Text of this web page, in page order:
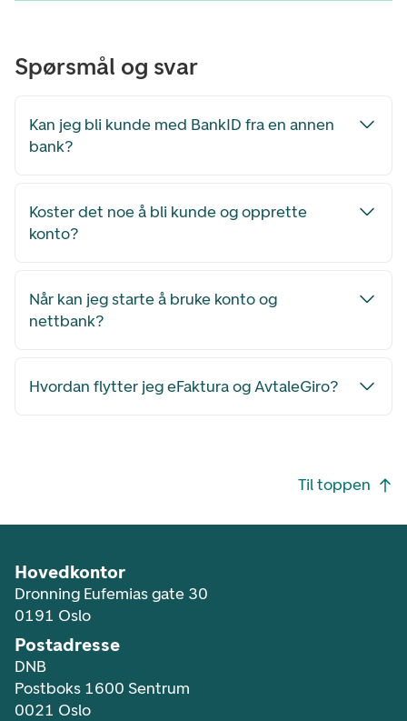
Spørsmål og svar
Kan jeg bli kunde med BankID fra en annen
bank?
Koster det noe å bli kunde og opprette
konto?
Når kan jeg starte å bruke konto og
nettbank?
Hvordan flytter jeg eFaktura og AvtaleGiro?
Til toppen
Hovedkontor
Dronning Eufemias gate 30
0191 Oslo
Postadresse
DNB
Postboks 1600 Sentrum
0021 Oslo